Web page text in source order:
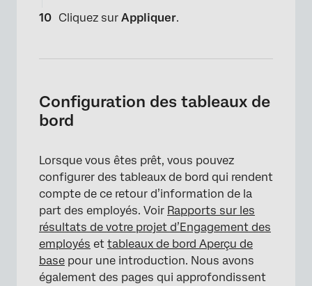
×
Cliquez sur Appliquer.
Configuration des tableaux de
bord
Lorsque vous êtes prêt, vous pouvez
configurer des tableaux de bord qui rendent
compte de ce retour d’information de la
part des employés. Voir Rapports sur les
résultats de votre projet d’Engagement des
employés et tableaux de bord Aperçu de
base pour une introduction. Nous avons
également des pages qui approfondissent